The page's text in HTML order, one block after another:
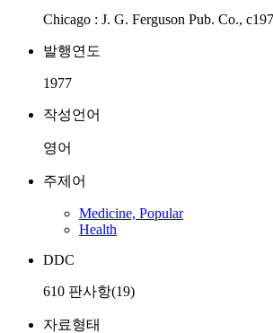
Chicago : J. G. Ferguson Pub. Co.,
발행연도
1977
작성언어
영어
주제어
Medicine, Popular
Health
DDC
610 판사항(19)
자료형태